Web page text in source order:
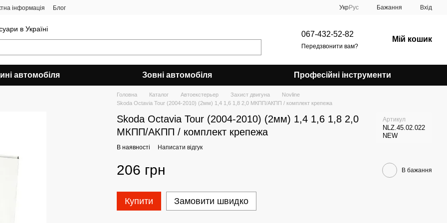
інформація Блог УкрРус Бажання Вхід
в Україні
067-432-52-82
Передзвонити вам?
Мій кошик
автомобіля Зовні автомобіля Професійні інструменти
Головна Каталог Автоекстерьер Захист двигуна
Novline
Skoda Octavia Tour (2004-2010) (2мм) 1,4 1,6 1,8 2,0 МКПП/АКПП / комплект крепежа
Skoda Octavia Tour (2004-2010) (2мм) 1,4 1,6 1,8 2,0
МКПП/АКПП / комплект крепежа
Артикул
NLZ.45.02.022
NEW
В наявності Написати відгук
206 грн В бажання
Купити Замовити швидко